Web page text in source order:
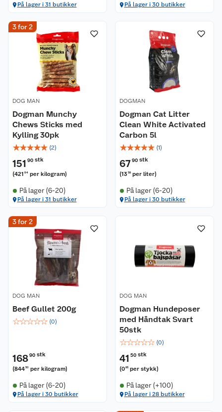
På lager i 31 butikker På lager i 30 butikker
3 for 2
DOG MAN
Dogman Munchy
Chews Sticks med
Kylling 30pk
☆☆☆☆☆ (2)
151 90 stk
(421 94 per kilogram)
På lager (6-20)
På lager i 31 butikker
DOGMAN
Dogman Cat Litter
Clean White Activated
Carbon 5l
☆☆☆☆☆ (1)
6790 stk
(1358 per liter)
På lager (6-20)
På lager i 30 butikker
3 for 2
DOG MAN
Beef Gullet 200g
☆☆☆☆☆ (0)
16890 stk
(84450 per kilogram)
På lager (6-20)
På lager i 30 butikker
DOG MAN
Dogman Hundeposer
med Håndtak Svart
50stk
☆☆☆☆☆ (0)
41 50 stk
(083 per stykk)
På lager (+100)
På lager i 28 butikker